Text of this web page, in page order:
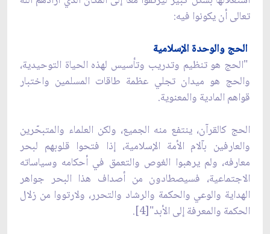
تعالى أن يكونوا فيه:
الحج والوحدة الإسلامية
"الحج هو تنظيم وتدريب وتأسيس لهذه الحياة التوحيدية،
والحج هو ميدان تجلي عظمة طاقات المسلمين واختبار
قواهم المادية والمعنوية.
الحج كالقرآن، ينتفع منه الجميع، ولكن العلماء والمتبحّرين
والعارفين بآلام الأمة الإسلامية، إذا فتحوا قلوبهم لبحر
معارفه، ولم يرهبوا الغوص والتعمق في أحكامه وسياساته
الاجتماعية، فسيصطادون من أصداف هذا البحر جواهر
الهداية والوعي والحكمة والرشاد والتحرر، ولارتووا من زلال
الحكمة والمعرفة إلى الأبد"[4].